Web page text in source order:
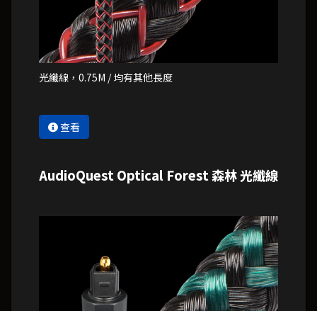
光纖線，0.75M / 均有其他長度
查看
AudioQuest Optical Forest 森林 光纖線